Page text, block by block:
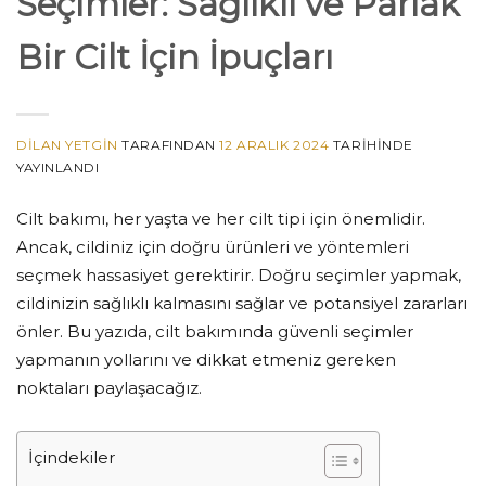
Bir Cilt İçin İpuçları
DILAN YETGIN TARAFINDAN 12 ARALIK 2024 TARIHINDE
YAYINLANDI
Cilt bakımı, her yaşta ve her cilt tipi için önemlidir.
Ancak, cildiniz için doğru ürünleri ve yöntemleri
seçmek hassasiyet gerektirir. Doğru seçimler yapmak,
cildinizin sağlıklı kalmasını sağlar ve potansiyel zararları
önler. Bu yazıda, cilt bakımında güvenli seçimler
yapmanın yollarını ve dikkat etmeniz gereken
noktaları paylaşacağız.
İçindekiler